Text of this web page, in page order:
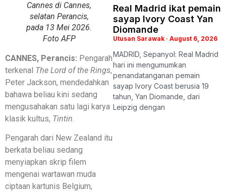
Cannes di Cannes,
selatan Perancis,
pada 13 Mei 2026.
Foto AFP
CANNES, Perancis: Pengarah
terkenal The Lord of the Rings,
Peter Jackson, mendedahkan
bahawa beliau kini sedang
mengusahakan satu lagi karya
klasik kultus, Tintin.
Pengarah dari New Zealand itu
berkata beliau sedang
menyiapkan skrip filem
mengenai wartawan muda
ciptaan kartunis Belgium,
Real Madrid ikat pemain
sayap Ivory Coast Yan
Diomande
Utusan Sarawak August 6, 2026
MADRID, Sepanyol: Real Madrid
hari ini mengumumkan
penandatanganan pemain
sayap Ivory Coast berusia 19
tahun, Yan Diomande, dari
Leipzig dengan